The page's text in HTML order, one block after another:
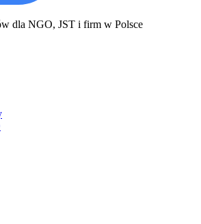
dla NGO, JST i firm w Polsce